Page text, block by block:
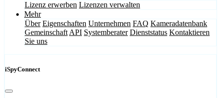
Lizenz erwerben Lizenzen verwalten
Mehr
Über Eigenschaften Unternehmen FAQ Kameradatenbank
Gemeinschaft API Systemberater Dienststatus Kontaktieren
Sie uns
iSpyConnect